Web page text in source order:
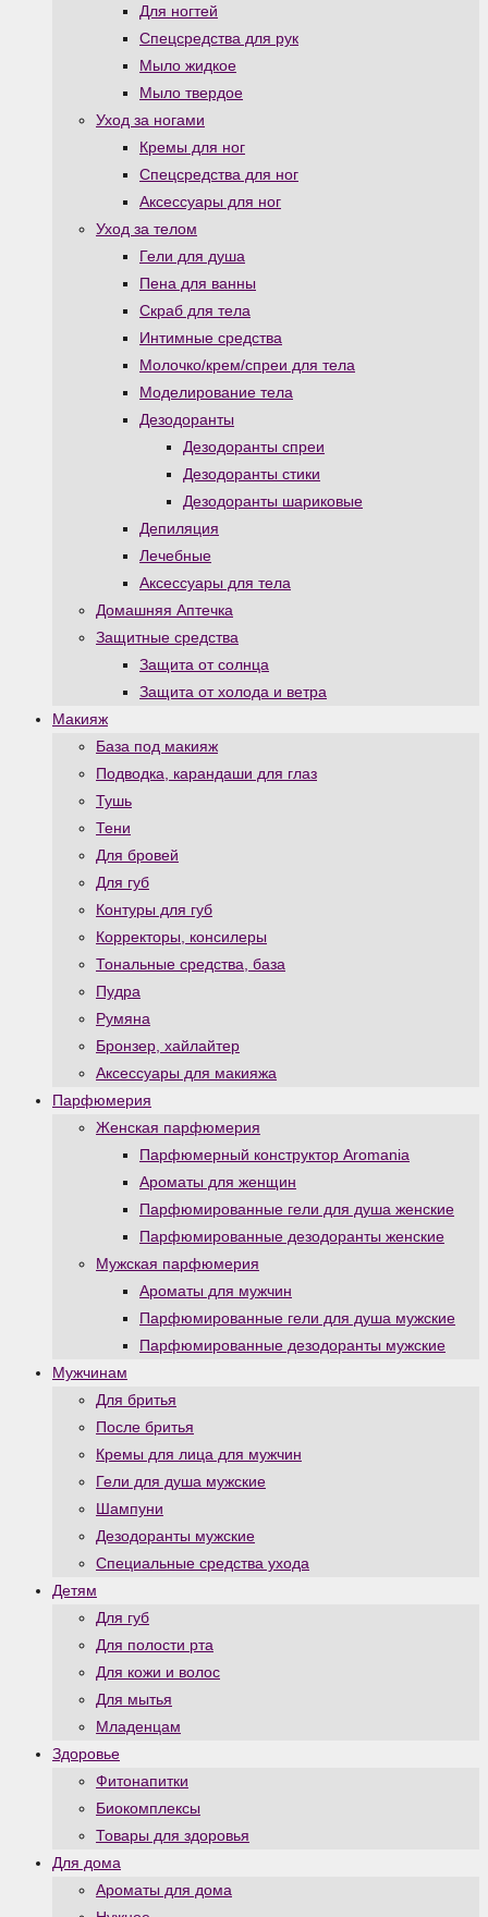
Для ногтей
Спецсредства для рук
Мыло жидкое
Мыло твердое
Уход за ногами
Кремы для ног
Спецсредства для ног
Аксессуары для ног
Уход за телом
Гели для душа
Пена для ванны
Скраб для тела
Интимные средства
Молочко/крем/спреи для тела
Моделирование тела
Дезодоранты
Дезодоранты спреи
Дезодоранты стики
Дезодоранты шариковые
Депиляция
Лечебные
Аксессуары для тела
Домашняя Аптечка
Защитные средства
Защита от солнца
Защита от холода и ветра
Макияж
База под макияж
Подводка, карандаши для глаз
Тушь
Тени
Для бровей
Для губ
Контуры для губ
Корректоры, консилеры
Тональные средства, база
Пудра
Румяна
Бронзер, хайлайтер
Аксессуары для макияжа
Парфюмерия
Женская парфюмерия
Парфюмерный конструктор Aromania
Ароматы для женщин
Парфюмированные гели для душа женские
Парфюмированные дезодоранты женские
Мужская парфюмерия
Ароматы для мужчин
Парфюмированные гели для душа мужские
Парфюмированные дезодоранты мужские
Мужчинам
Для бритья
После бритья
Кремы для лица для мужчин
Гели для душа мужские
Шампуни
Дезодоранты мужские
Специальные средства ухода
Детям
Для губ
Для полости рта
Для кожи и волос
Для мытья
Младенцам
Здоровье
Фитонапитки
Биокомплексы
Товары для здоровья
Для дома
Ароматы для дома